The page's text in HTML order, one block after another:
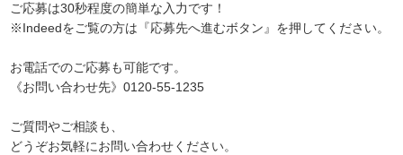
ご応募は30秒程度の簡単な入力です！
※Indeedをご覧の方は『応募先へ進むボタン』を押してください。
お電話でのご応募も可能です。
《お問い合わせ先》0120-55-1235
ご質問やご相談も、
どうぞお気軽にお問い合わせください。